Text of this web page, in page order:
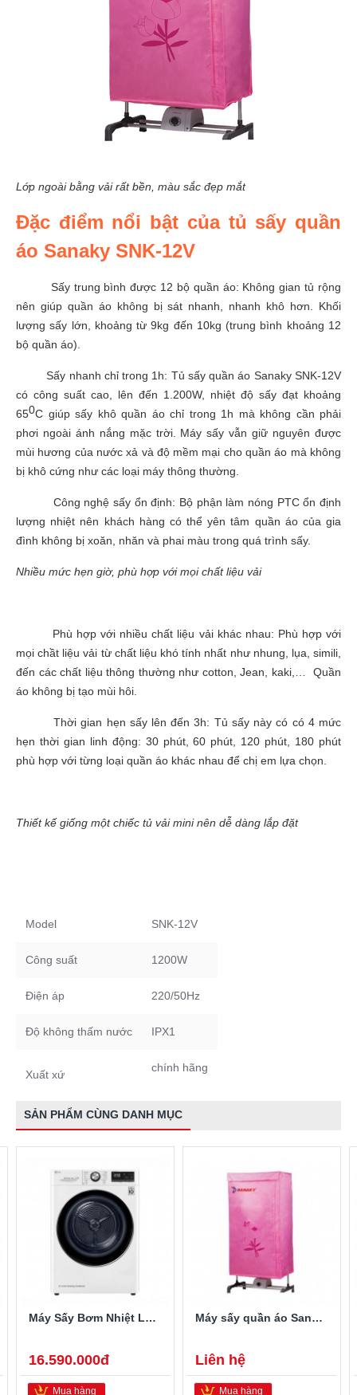
Lớp ngoài bằng vải rất bền, màu sắc đẹp mắt
Đặc điểm nổi bật của tủ sấy quần
áo Sanaky SNK-12V
Sấy trung bình được 12 bộ quần áo: Không gian tủ rộng
nên giúp quần áo không bị sát nhanh, nhanh khô hơn. Khối
lượng sấy lớn, khoảng từ 9kg đến 10kg (trung bình khoảng 12
bộ quần áo).
Sấy nhanh chỉ trong 1h: Tủ sấy quần áo Sanaky SNK-12V
có công suất cao, lên đến 1.200W, nhiệt độ sấy đạt khoảng
650C giúp sấy khô quần áo chỉ trong 1h mà không cần phải
phơi ngoài ánh nắng mặc trời. Máy sấy vẫn giữ nguyên được
mùi hương của nước xả và độ mềm mại cho quần áo mà không
bị khô cứng như các loại máy thông thường.
Công nghệ sấy ổn định: Bộ phận làm nóng PTC ổn định
lượng nhiệt nên khách hàng có thể yên tâm quần áo của gia
đình không bị xoăn, nhăn và phai màu trong quá trình sấy.
Nhiều mức hẹn giờ, phù hợp với mọi chất liệu vải
Phù hợp với nhiều chất liệu vải khác nhau: Phù hợp với
mọi chầt liệu vải từ chất liệu khó tính nhất như nhung, lụa, simili,
đến các chất liệu thông thường như cotton, Jean, kaki,… Quần
áo không bị tạo mùi hôi.
Thời gian hẹn sấy lên đến 3h: Tủ sấy này có có 4 mức
hẹn thời gian linh động: 30 phút, 60 phút, 120 phút, 180 phút
phù hợp với từng loại quần áo khác nhau để chị em lựa chọn.
Thiết kế giống một chiếc tủ vải mini nên dễ dàng lắp đặt
Model SNK-12V
Công suất 1200W
Điện áp 220/50Hz
Độ không thấm nước IPX1
Xuất xứ
chính hãng
SẢN PHẨM CÙNG DANH MỤC
Máy Sấy Bơm Nhiệt LG 9 Kg DVHP09W
16.590.000đ
Mua hàng
Máy sấy quần áo Sanaky SNK-12T
Liên hệ
Mua hàng